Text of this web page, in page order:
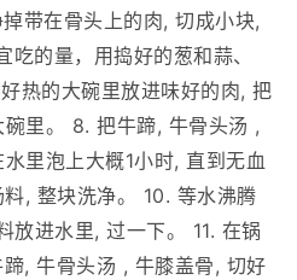
带在骨头上的肉, 切成小块,
的量，用捣好的葱和蒜、
热的大碗里放进味好的肉, 把
里。 8. 把牛蹄, 牛骨头汤 ,
里泡上大概1小时, 直到无血
, 整块洗净。 10. 等水沸腾
放进水里, 过一下。 11. 在锅
, 牛骨头汤 , 牛膝盖骨, 切好